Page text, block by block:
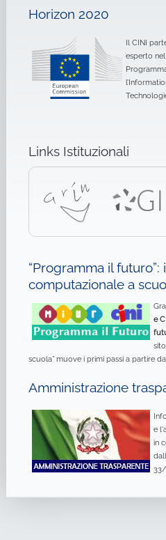
Horizon 2020
Il CINI
esperto
Links Istituzionali
“Programma il futuro”:
computazionale a
e
sito
scuola” muove i primi passi a partire
Amministrazione
e
in